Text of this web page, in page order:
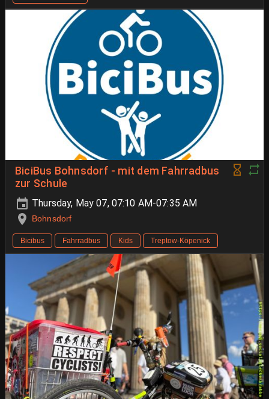
BiciBus Bohnsdorf - mit dem Fahrradbus
zur Schule
Thursday, May 07, 07:10 AM-07:35 AM
Bohnsdorf
Bicibus Fahrradbus Kids Treptow-Köpenick